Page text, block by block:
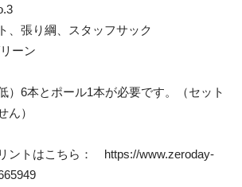
、張り綱、スタッフサック
ーン
）6本とポール1本が必要です。（セット
ん）
ントはこちら： https://www.zeroday-